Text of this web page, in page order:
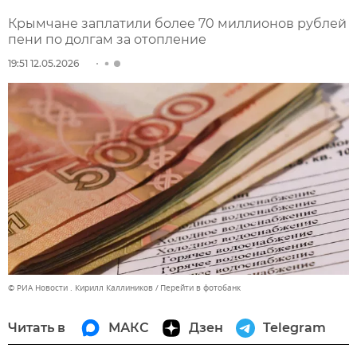
Крымчане заплатили более 70 миллионов рублей
пени по долгам за отопление
19:51 12.05.2026
© РИА Новости . Кирилл Каллиников Перейти в фотобанк
Читать в МАКС Дзен Telegram